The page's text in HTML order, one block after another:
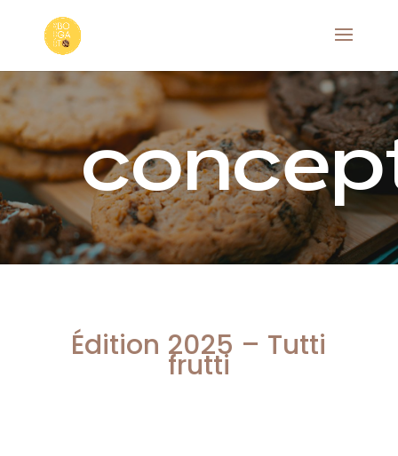
Édition 2025 – Tutti
frutti